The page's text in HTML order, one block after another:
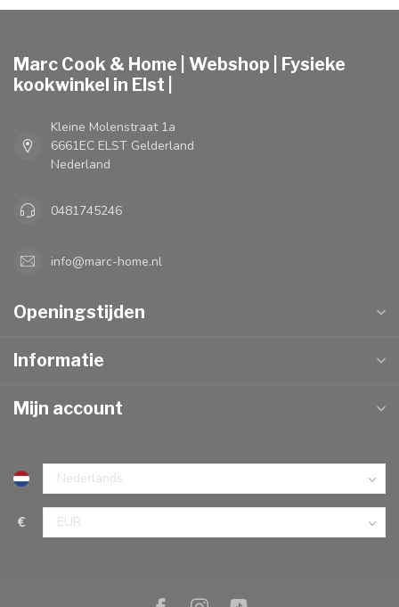
Marc Cook & Home | Webshop | Fysieke
kookwinkel in Elst |
Kleine Molenstraat 1a
6661EC ELST Gelderland
Nederland
0481745246
info@marc-home.nl
Openingstijden
Informatie
Mijn account
€